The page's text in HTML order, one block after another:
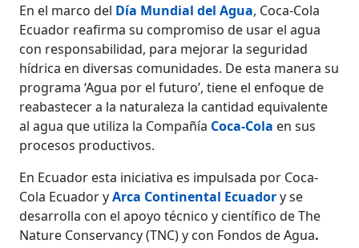
En el marco del Día Mundial del Agua, Coca-Cola
Ecuador reafirma su compromiso de usar el agua
con responsabilidad, para mejorar la seguridad
hídrica en diversas comunidades. De esta manera su
programa ‘Agua por el futuro’, tiene el enfoque de
reabastecer a la naturaleza la cantidad equivalente
al agua que utiliza la Compañía Coca-Cola en sus
procesos productivos.
En Ecuador esta iniciativa es impulsada por Coca-
Cola Ecuador yArca Continental Ecuadory se
desarrolla con el apoyo técnico y científico de The
Nature Conservancy(TNC) y con Fondos de Agua.